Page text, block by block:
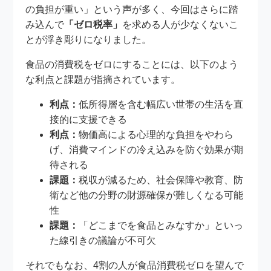
の負担が重い」という声が多く、今回はさらに踏
み込んで 「ゼロ税率」 を求める人が少なくないこ
とが浮き彫りになりました。
食品の消費税をゼロにすることには、以下のよう
な利点と課題が指摘されています。
利点：低所得層を含む幅広い世帯の生活を直
接的に支援できる
利点：物価高による心理的な負担をやわら
げ、消費マインドの冷え込みを防ぐ効果が期
待される
課題：税収が減るため、社会保障や教育、防
衛など他の分野の財源確保が難しくなる可能
性
課題：
「どこまでを食品とみなすか」といっ
た線引きの議論が不可欠
それでもなお、4割の人が食品消費税ゼロを望んで